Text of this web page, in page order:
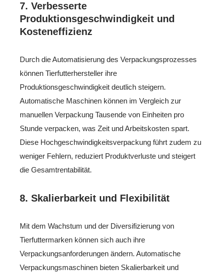
7. Verbesserte
Produktionsgeschwindigkeit und
Kosteneffizienz
Durch die Automatisierung des Verpackungsprozesses
können Tierfutterhersteller ihre
Produktionsgeschwindigkeit deutlich steigern.
Automatische Maschinen können im Vergleich zur
manuellen Verpackung Tausende von Einheiten pro
Stunde verpacken, was Zeit und Arbeitskosten spart.
Diese Hochgeschwindigkeitsverpackung führt zudem zu
weniger Fehlern, reduziert Produktverluste und steigert
die Gesamtrentabilität.
8. Skalierbarkeit und Flexibilität
Mit dem Wachstum und der Diversifizierung von
Tierfuttermarken können sich auch ihre
Verpackungsanforderungen ändern. Automatische
Verpackungsmaschinen bieten Skalierbarkeit und